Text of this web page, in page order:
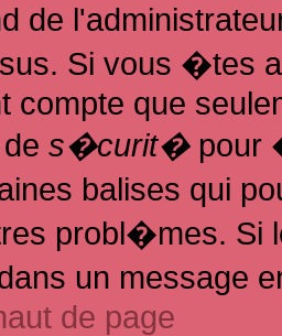
de
Si vous �tes
compte que
s�curit�pour
balises qui
probl�mes. Si
un message
de page